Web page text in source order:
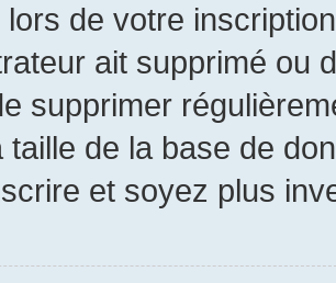
lors de votre
ait supprimé ou
supprimer
taille de la base de
et soyez plus